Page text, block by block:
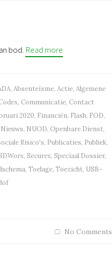
bod. Read more
, Absenteïsme, Actie, Algemene
, Communicatie, Contact
2020, Financiën, Flash, FOD,
Nieuws, NUOD, Openbare Dienst,
Risico's, Publicaties, Publiek,
, Securex, Speciaal Dossier,
, Toelage, Toezicht, USB-
No Comments